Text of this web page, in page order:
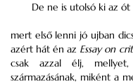
De ne is utolsó ki az
mert első lenni jó ujban
azért hát én az Essay on
csak azzal élj,
származásának, miként a